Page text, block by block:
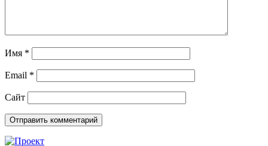
Имя *
Email *
Сайт